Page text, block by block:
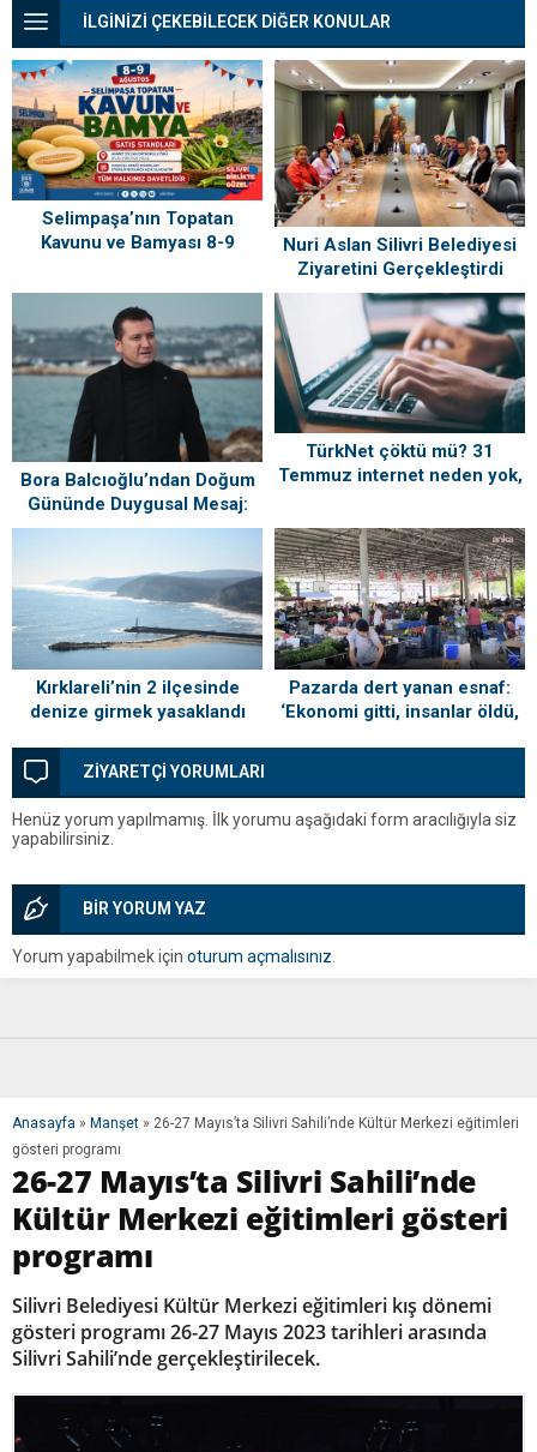
İLGİNİZİ ÇEKEBİLECEK DİĞER KONULAR
Selimpaşa’nın Topatan
Kavunu ve Bamyası 8-9
Buluşuyor
Nuri Aslan Silivri Belediyesi
Ziyaretini Gerçekleştirdi
Bora Balcıoğlu’ndan Doğum
Gününde Duygusal Mesaj:
“Silivri’mi Çok Özlüyorum”
TürkNet çöktü mü? 31
Temmuz internet neden yok,
Kırklareli’nin 2 ilçesinde
denize girmek yasaklandı
Pazarda dert yanan esnaf:
‘Ekonomi gitti, insanlar öldü,
ZİYARETÇİ YORUMLARI
Henüz yorum yapılmamış. İlk yorumu aşağıdaki form aracılığıyla siz
yapabilirsiniz.
BİR YORUM YAZ
Yorum yapabilmek için oturum açmalısınız
Anasayfa » Manşet » 26-27 Mayıs’ta Silivri Sahili’nde Kültür Merkezi eğitimleri
gösteri programı
26-27 Mayıs’ta Silivri Sahili’nde
Kültür Merkezi eğitimleri gösteri
programı
Silivri Belediyesi Kültür Merkezi eğitimleri kış dönemi
gösteri programı 26-27 Mayıs 2023 tarihleri arasında
Silivri Sahili’nde gerçekleştirilecek.